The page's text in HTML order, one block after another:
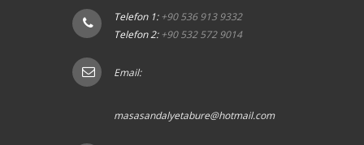
Telefon 1: +90 536 913 9332
Telefon 2: +90 532 572 9014
Email:
masasandalyetabure@hotmail.com